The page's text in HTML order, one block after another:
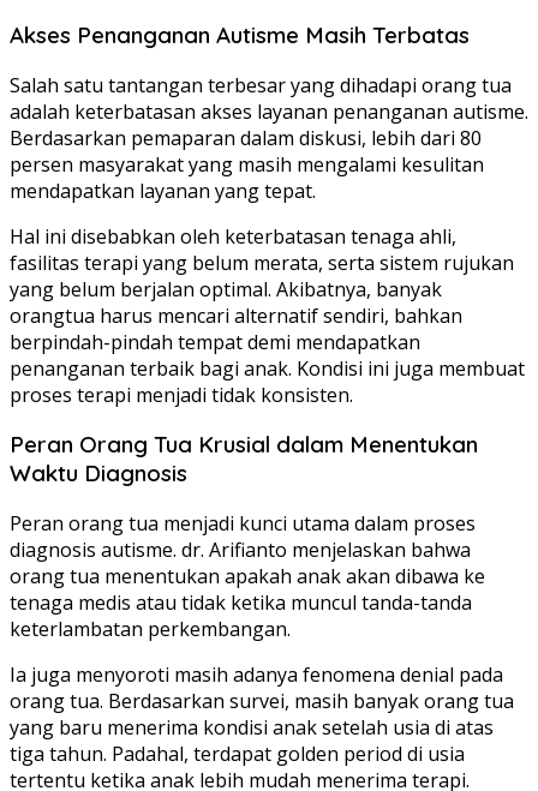
Akses Penanganan Autisme Masih Terbatas
Salah satu tantangan terbesar yang dihadapi orang tua
adalah keterbatasan akses layanan penanganan autisme.
Berdasarkan pemaparan dalam diskusi, lebih dari 80
persen masyarakat yang masih mengalami kesulitan
mendapatkan layanan yang tepat.
Hal ini disebabkan oleh keterbatasan tenaga ahli,
fasilitas terapi yang belum merata, serta sistem rujukan
yang belum berjalan optimal. Akibatnya, banyak
orangtua harus mencari alternatif sendiri, bahkan
berpindah-pindah tempat demi mendapatkan
penanganan terbaik bagi anak. Kondisi ini juga membuat
proses terapi menjadi tidak konsisten.
Peran Orang Tua Krusial dalam Menentukan
Waktu Diagnosis
Peran orang tua menjadi kunci utama dalam proses
diagnosis autisme. dr. Arifianto menjelaskan bahwa
orang tua menentukan apakah anak akan dibawa ke
tenaga medis atau tidak ketika muncul tanda-tanda
keterlambatan perkembangan.
Ia juga menyoroti masih adanya fenomena denial pada
orang tua. Berdasarkan survei, masih banyak orang tua
yang baru menerima kondisi anak setelah usia di atas
tiga tahun. Padahal, terdapat golden period di usia
tertentu ketika anak lebih mudah menerima terapi.